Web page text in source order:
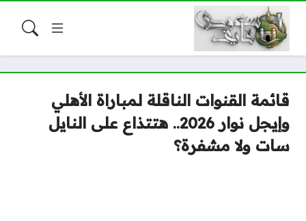
قائمة القنوات الناقلة لمباراة الأهلي
وإيجل نوار 2026.. هتتذاع على النايل
سات ولا مشفرة؟